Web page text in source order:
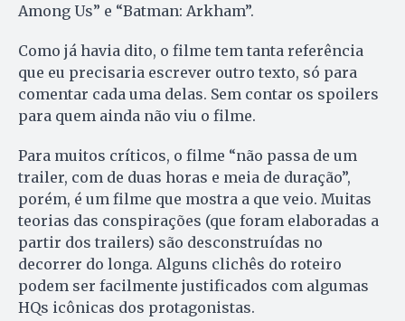
Among Us” e “Batman: Arkham”.
Como já havia dito, o filme tem tanta referência
que eu precisaria escrever outro texto, só para
comentar cada uma delas. Sem contar os spoilers
para quem ainda não viu o filme.
Para muitos críticos, o filme “não passa de um
trailer, com de duas horas e meia de duração”,
porém, é um filme que mostra a que veio. Muitas
teorias das conspirações (que foram elaboradas a
partir dos trailers) são desconstruídas no
decorrer do longa. Alguns clichês do roteiro
podem ser facilmente justificados com algumas
HQs icônicas dos protagonistas.